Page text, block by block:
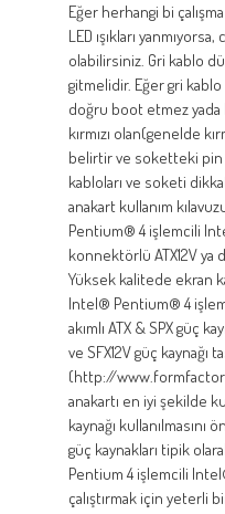
Eğer herhangi bi
LED ışıkları
olabilirsiniz. Gri kablo
gitmelidir. Eğer gri kablo
doğru boot etmez
kırmızı olan(genelde
belirtir ve soketteki pin
kabloları ve soketi
anakart kullanım
Pentium® 4 işlemcili
konnektörlü ATX12V ya
Yüksek kalitede ekran
Intel® Pentium® 4
akımlı ATX & SPX güç
ve SFX12V güç kaynağı
(http://
anakartı en iyi şekilde
kaynağı
güç kaynakları tipik
Pentium 4 işlemcili
çalıştırmak için yeterli